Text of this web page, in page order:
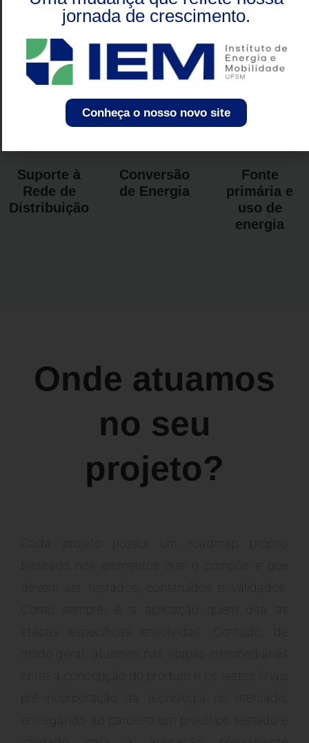
Suporte à
Rede de
Distribuição
Conversão
de Energia
Fonte
primária e
uso de
energia
Onde atuamos
no seu
projeto?
Cada projeto possui um roadmap próprio
baseado nos elementos que o compõe e que
devem ser testados, construídos e validados.
Como sempre, é a aplicação quem dita as
etapas específicas envolvidas. Contudo, de
modo geral, atuamos nas etapas intermediárias
entre a concepção do produto e os testes finais
pré-incorporação da tecnologia no mercado,
entregando ao parceiro um protótipo testado e
jornada de crescimento.
Conheça o nosso novo site